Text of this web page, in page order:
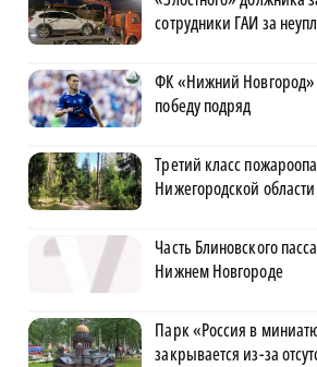
сотрудники ГАИ за
ФК «Нижний
победу подряд
Третий класс
Нижегородской области
Часть Блиновского
Нижнем Новгороде
Парк «Россия в
закрывается из-за